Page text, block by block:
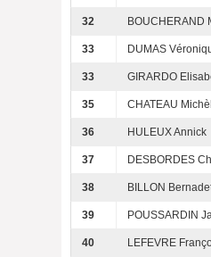
32 BOUCHERAND
33 DUMAS
33 GIRARDO
35 CHATEAU
36 HULEUX Annick
37 DESBORDES
38 BILLON
39 POUSSARDIN
40 LEFEVRE